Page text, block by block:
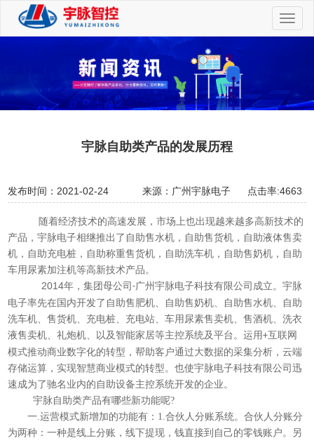
切
换
宇脉自助类产品的发展历程
发布时间：2021-02-24 来源：广州宇脉电子 点击率:4663
随着经济技术的高速发展，市场上也出现越来越多高新技术的
产品，宇脉电子相继推出了自助售水机，自助售货机，自助液体售卖
机，自助充电桩，自助称重售货机，自助洗车机，自助售奶机，自助
车用尿素加注机等高新技术产品。
2014年，集团母公司-广州宇脉电子科技有限公司成立。宇脉
电子率先在国内开发了自助售肥机、自助售奶机、自助售水机、自助
洗车机、售货机、充电桩、充电站、车用尿素售卖机、售酒机、洗衣
液售卖机、礼炮机、以及智能家居等主控系统及平台。运用+互联网
模式推动商业数字化的转型，帮助客户通过大数据的采集分析，云端
存储运算，实现智慧商业模式的转型。也使宇脉电子科技有限公司迅
速成为了驰名业内的自助设备主控系统开发的企业。
宇脉自助类产品有哪些新功能呢?
一.运营模式新增加的功能有：1.合伙人分账系统。合伙人分账分
为两种：一种是线上分账，线下提现，钱直接到自己的零钱账户。另